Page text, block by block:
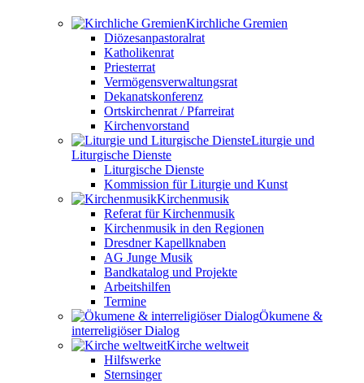
Kirchliche Gremien
Diözesanpastoralrat
Katholikenrat
Priesterrat
Vermögensverwaltungsrat
Dekanatskonferenz
Ortskirchenrat / Pfarreirat
Kirchenvorstand
Liturgie und
Liturgische Dienste
Liturgische Dienste
Kommission für Liturgie und Kunst
Kirchenmusik
Referat für Kirchenmusik
Kirchenmusik in den Regionen
Dresdner Kapellknaben
AG Junge Musik
Bandkatalog und Projekte
Arbeitshilfen
Termine
Ökumene &
interreligiöser Dialog
Kirche weltweit
Hilfswerke
Sternsinger